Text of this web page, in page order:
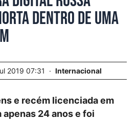
dentro de uma
2019 07:31 Internacional
e recém licenciada em
24 anos e foi